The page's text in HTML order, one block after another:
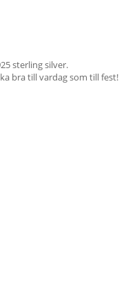
sterling silver.
bra till vardag som till fest!